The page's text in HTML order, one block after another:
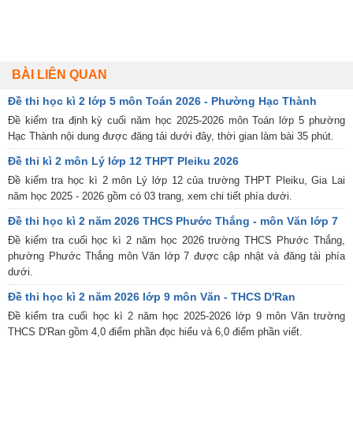
BÀI LIÊN QUAN
Đề thi học kì 2 lớp 5 môn Toán 2026 - Phường Hạc Thành
Đề kiểm tra định kỳ cuối năm học 2025-2026 môn Toán lớp 5 phường
Hạc Thành nội dung được đăng tải dưới đây, thời gian làm bài 35 phút.
Đề thi kì 2 môn Lý lớp 12 THPT Pleiku 2026
Đề kiểm tra học kì 2 môn Lý lớp 12 của trường THPT Pleiku, Gia Lai
năm học 2025 - 2026 gồm có 03 trang, xem chi tiết phía dưới.
Đề thi học kì 2 năm 2026 THCS Phước Thắng - môn Văn lớp 7
Đề kiểm tra cuối học kì 2 năm học 2026 trường THCS Phước Thắng,
phường Phước Thắng môn Văn lớp 7 được cập nhật và đăng tải phía
dưới.
Đề thi học kì 2 năm 2026 lớp 9 môn Văn - THCS D'Ran
Đề kiểm tra cuối học kì 2 năm học 2025-2026 lớp 9 môn Văn trường
THCS D'Ran gồm 4,0 điểm phần đọc hiểu và 6,0 điểm phần viết.